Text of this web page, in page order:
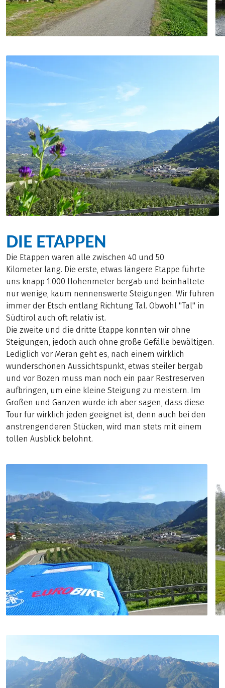
DIE ETAPPEN
Die Etappen waren alle zwischen 40 und 50
Kilometer lang. Die erste, etwas längere Etappe führte
uns knapp 1.000 Höhenmeter bergab und beinhaltete
nur wenige, kaum nennenswerte Steigungen. Wir fuhren
immer der Etsch entlang Richtung Tal. Obwohl "Tal" in
Südtirol auch oft relativ ist.
Die zweite und die dritte Etappe konnten wir ohne
Steigungen, jedoch auch ohne große Gefälle bewältigen.
Lediglich vor Meran geht es, nach einem wirklich
wunderschönen Aussichtspunkt, etwas steiler bergab
und vor Bozen muss man noch ein paar Restreserven
aufbringen, um eine kleine Steigung zu meistern. Im
Großen und Ganzen würde ich aber sagen, dass diese
Tour für wirklich jeden geeignet ist, denn auch bei den
anstrengenderen Stücken, wird man stets mit einem
tollen Ausblick belohnt.